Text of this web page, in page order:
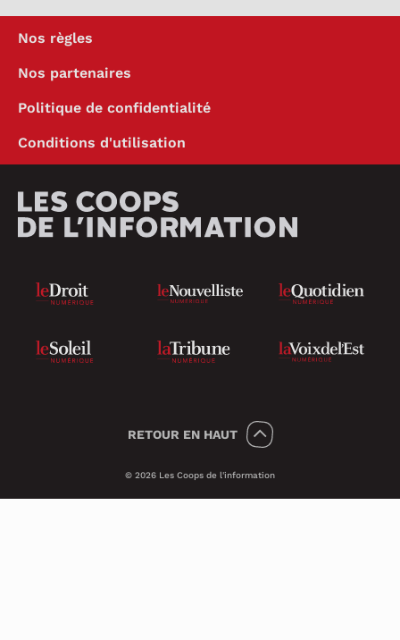
Nos règles
Nos partenaires
Politique de confidentialité
Conditions d'utilisation
RETOUR EN HAUT
© 2026 Les Coops de l'information